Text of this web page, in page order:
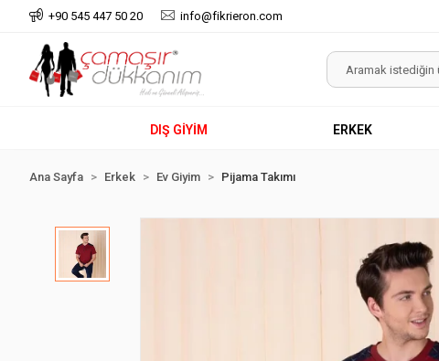
+90 545 447 50 20 info@fikrieron.com
DIŞ GİYİM ERKEK
Ana Sayfa Erkek Ev Giyim Pijama Takımı